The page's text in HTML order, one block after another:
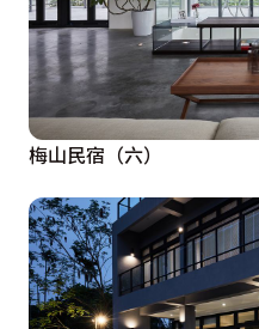
梅山民宿（六）